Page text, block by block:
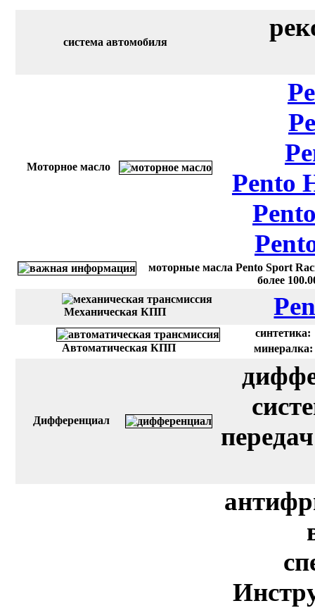
система автомобиля
Моторное масло
Pento
моторные масла Pento Sport
более
Механическая КПП
Автоматическая КПП
синтетика:
минералка:
Дифференциал